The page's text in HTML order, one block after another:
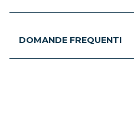
DOMANDE FREQUENTI